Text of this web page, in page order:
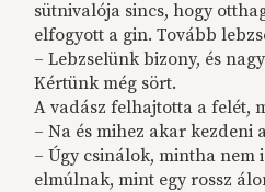
sütnivalója sincs, hogy
elfogyott a gin. Tovább
– Lebzselünk bizony, és
Kértünk még sört.
A vadász felhajtotta a felét,
– Na és mihez akar kezdeni
– Úgy csinálok, mintha nem
elmúlnak, mint egy rossz